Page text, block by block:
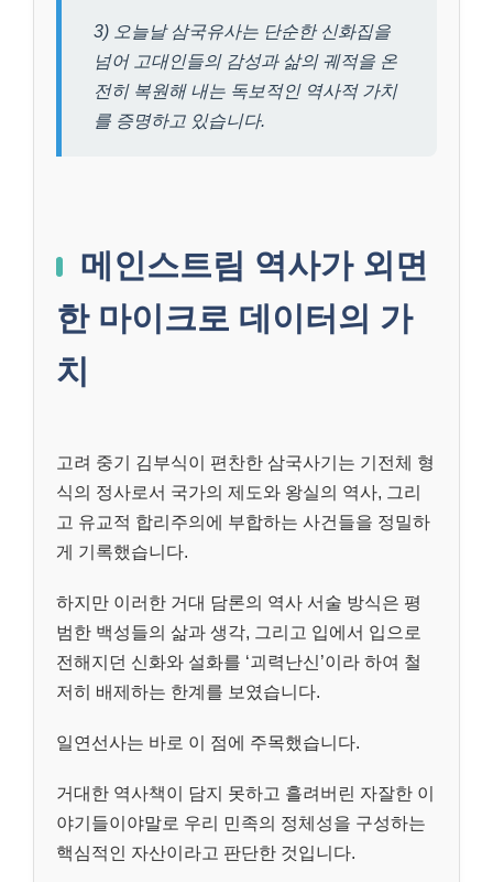
3) 오늘날 삼국유사는 단순한 신화집을
넘어 고대인들의 감성과 삶의 궤적을 온
전히 복원해 내는 독보적인 역사적 가치
를 증명하고 있습니다.
메인스트림 역사가 외면
한 마이크로 데이터의 가
치
고려 중기 김부식이 편찬한 삼국사기는 기전체 형
식의 정사로서 국가의 제도와 왕실의 역사, 그리
고 유교적 합리주의에 부합하는 사건들을 정밀하
게 기록했습니다.
하지만 이러한 거대 담론의 역사 서술 방식은 평
범한 백성들의 삶과 생각, 그리고 입에서 입으로
전해지던 신화와 설화를 ‘괴력난신’이라 하여 철
저히 배제하는 한계를 보였습니다.
일연선사는 바로 이 점에 주목했습니다.
거대한 역사책이 담지 못하고 흘려버린 자잘한 이
야기들이야말로 우리 민족의 정체성을 구성하는
핵심적인 자산이라고 판단한 것입니다.